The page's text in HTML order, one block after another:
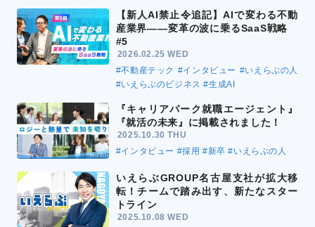
【新人AI禁止令追記】AIで変わる不動
産業界――変革の波に乗るSaaS戦略
#5
2026.02.25 WED
#不動産テック #インタビュー #いえらぶの人
#いえらぶのビジネス #生成AI
『キャリアパーク就職エージェント』
『就活の未来』に掲載されました！
2025.10.30 THU
#インタビュー #採用 #新卒 #いえらぶの人
いえらぶGROUP名古屋支社が拡大移
転！チームで踏み出す、新たなスター
トライン
2025.10.08 WED